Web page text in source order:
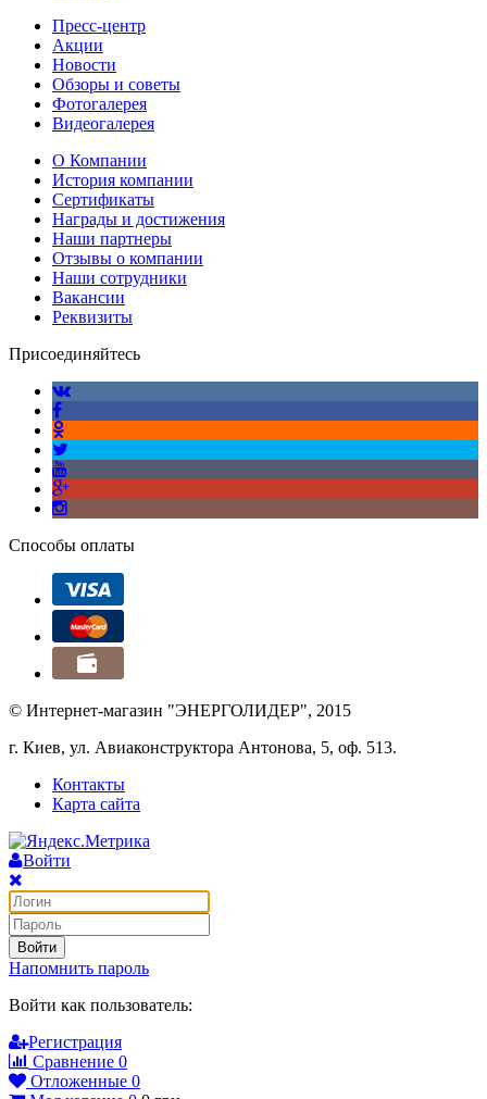
Пресс-центр
Акции
Новости
Обзоры и советы
Фотогалерея
Видеогалерея
О Компании
История компании
Сертификаты
Награды и достижения
Наши партнеры
Отзывы о компании
Наши сотрудники
Вакансии
Реквизиты
Присоединяйтесь
Способы оплаты
© Интернет-магазин "ЭНЕРГОЛИДЕР", 2015
г. Киев, ул. Авиаконструктора Антонова, 5, оф. 513.
Контакты
Карта сайта
Войти
Войти
Напомнить пароль
Войти как пользователь:
Регистрация
Сравнение 0
Отложенные 0